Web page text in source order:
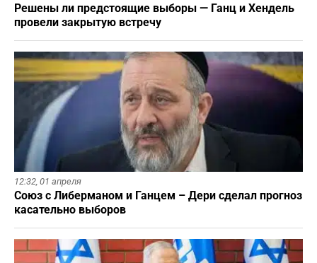
Решены ли предстоящие выборы — Ганц и Хендель
провели закрытую встречу
12:32, 01 апреля
Союз с Либерманом и Ганцем – Дери сделал прогноз
касательно выборов